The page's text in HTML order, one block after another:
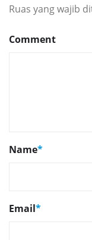
Ruas yang wajib
Comment
Name*
Email*